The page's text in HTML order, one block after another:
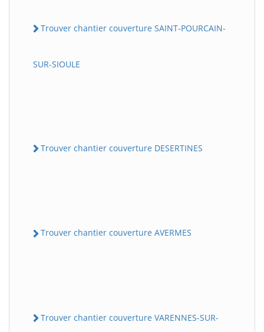
Trouver chantier couverture SAINT-POURCAIN-
SUR-SIOULE
Trouver chantier couverture DESERTINES
Trouver chantier couverture AVERMES
Trouver chantier couverture VARENNES-SUR-